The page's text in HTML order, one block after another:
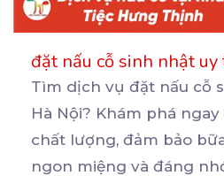
đặt nấu cỗ sinh nhật uy
Tìm dịch vụ đặt nấu cỗ
Hà Nội? Khám phá
chất lượng, đảm bảo
ngon miệng và đáng